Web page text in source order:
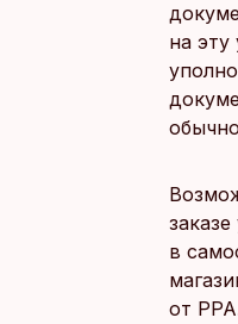
на эту
в
от